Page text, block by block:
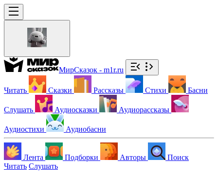
МирСказок - m1r.ru
Читать Сказки Рассказы Стихи Басни
Слушать Аудиосказки Аудиорассказы
Аудиостихи Аудиобасни
Лента Подборки Авторы
Поиск
Читать Слушать